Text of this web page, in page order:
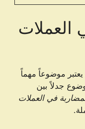
العملات
موضوعاً مهماً
جدلاً بين
في العملات